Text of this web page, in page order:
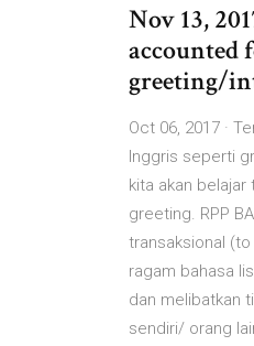
Nov 13,
accounted
greeting/
Oct 06, 2017 ·
Inggris seperti
kita akan
greeting. RPP
transaksional
ragam bahasa
dan melibatkan
sendiri/ orang